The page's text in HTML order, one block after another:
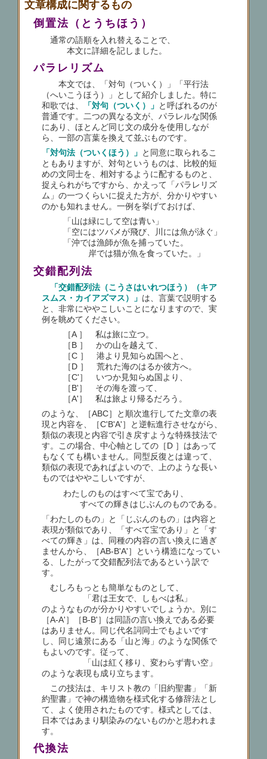
文章構成に関するもの
倒置法（とうちほう）
通常の語順を入れ替えることで、
本文に詳細を記しました。
パラレリズム
本文では、「対句（ついく）」「平行法
（へいこうほう）」として紹介しました。特に
和歌では、
「対句（ついく）」 と呼ばれるのが
普通です。二つの異なる文が、パラレルな関係
にあり、ほとんど同じ文の成分を使用しなが
ら、一部の言葉を換えて並ぶものです。
「対句法（ついくほう）」 と同意に取られるこ
ともありますが、対句というものは、比較的短
めの文同士を、相対するように配するものと、
捉えられがちですから、かえって「パラレリズ
ム」の一つくらいに捉えた方が、分かりやすい
のかも知れません。一例を挙げておけば、
「山は緑にして空は青い」
「空にはツバメが飛び、川には魚が泳ぐ」
「沖では漁師が魚を捕っていた。
岸では猫が魚を食っていた。」
交錯配列法
「交錯配列法（こうさはいれつほう）（キア
スムス・カイアズマス）」 は、言葉で説明する
と、非常にややこしいことになりますので、実
例を眺めてください。
［A ］ 私は旅に立つ。
［B ］ かの山を越えて、
［C ］ 港より見知らぬ国へと、
［D ］ 荒れた海のはるか彼方へ。
［C'］ いつか見知らぬ国より、
［B'］ その海を渡って、
［A'］ 私は旅より帰るだろう。
のような、［ABC］と順次進行してた文章の表
現と内容を、［C'B'A'］と逆転進行させながら、
類似の表現と内容で引き戻すような特殊技法で
す。この場合、中心軸としての［D ］はあって
もなくても構いません。同型反復とは違って、
類似の表現であればよいので、上のような長い
ものではややこしいですが、
わたしのものはすべて宝であり、
すべての輝きはじぶんのものである。
「わたしのもの」と「じぶんのもの」は内容と
表現が類似であり、「すべて宝であり」と「す
べての輝き」は、同種の内容の言い換えに過ぎ
ませんから、［AB-B'A'］という構造になってい
る、したがって交錯配列法であるという訳で
す。
むしろもっとも簡単なものとして、
「君は王女で、しもべは私」
のようなものが分かりやすいでしょうか。別に
［A-A'］［B-B'］は同語の言い換えである必要
はありません。同じ代名詞同士でもよいです
し、同じ遠景にある「山と海」のような関係で
もよいのです。従って、
「山は紅く移り、変わらず青い空」
のような表現も成り立ちます。
この技法は、キリスト教の「旧約聖書」「新
約聖書」で神の構造物を様式化する修辞法とし
て、よく使用されたものです。様式としては、
日本ではあまり馴染みのないものかと思われま
す。
代換法